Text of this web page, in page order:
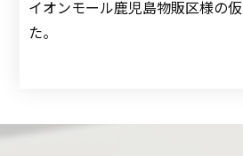
イオンモール鹿児島物販区様の
た。